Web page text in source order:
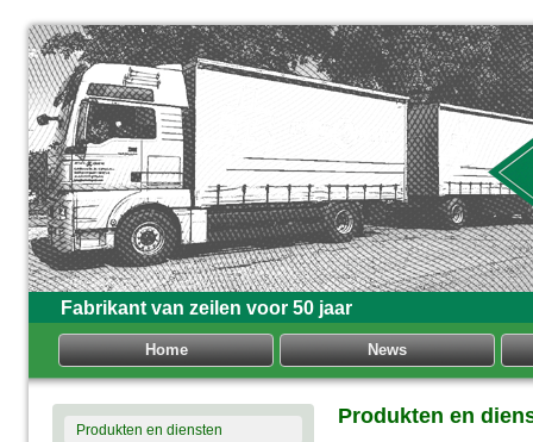
Fabrikant van zeilen voor 50 jaar
Home News
Produkten en diensten
Produkten en